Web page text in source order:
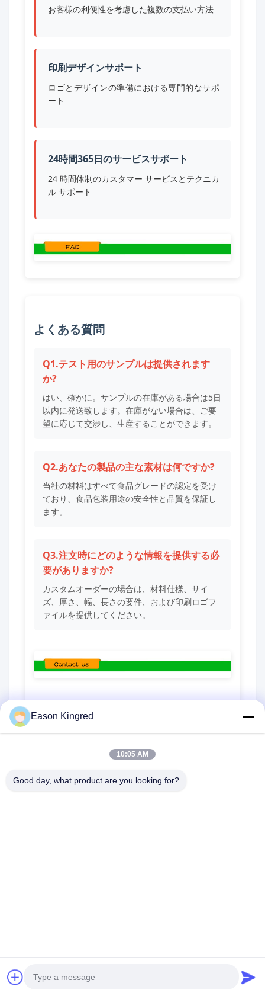
お客様の利便性を考慮した複数の支払い方法
印刷デザインサポート
ロゴとデザインの準備における専門的なサポ
ート
24時間365日のサービスサポート
24 時間体制のカスタマー サービスとテクニカ
ル サポート
よくある質問
Q1.テスト用のサンプルは提供されます
か?
はい、確かに。サンプルの在庫がある場合は5日
以内に発送致します。在庫がない場合は、ご要
望に応じて交渉し、生産することができます。
Q2.あなたの製品の主な素材は何ですか?
当社の材料はすべて食品グレードの認定を受け
ており、食品包装用途の安全性と品質を保証し
ます。
Q3.注文時にどのような情報を提供する必
要がありますか?
カスタムオーダーの場合は、材料仕様、サイ
ズ、厚さ、幅、長さの要件、および印刷ロゴフ
ァイルを提供してください。
Eason Kingred
10:05 AM
Good day, what product are you looking for?